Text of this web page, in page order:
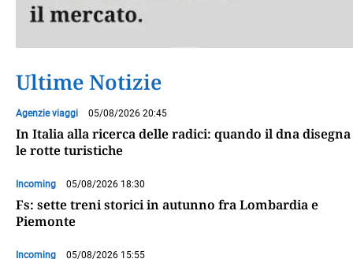
Ultime Notizie
Agenzie viaggi 05/08/2026 20:45
In Italia alla ricerca delle radici: quando il dna disegna
le rotte turistiche
Incoming 05/08/2026 18:30
Fs: sette treni storici in autunno fra Lombardia e
Piemonte
Incoming 05/08/2026 15:55